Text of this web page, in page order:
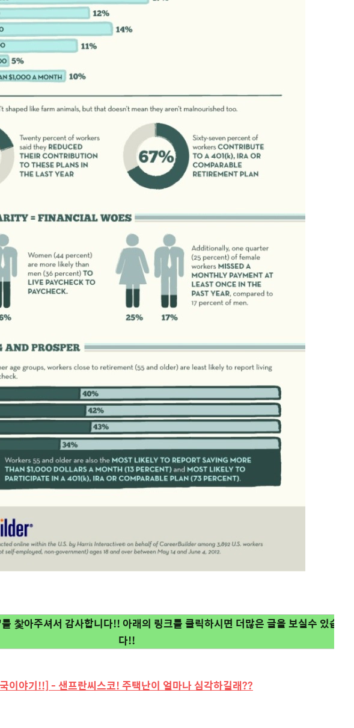
찿아주셔서 감사합니다!! 아래의 링크를 클릭하시면 더많은 글을 보실수 있습니
다!!
야기!!] - 샌프란씨스코! 주택난이 얼마나 심각하길래??